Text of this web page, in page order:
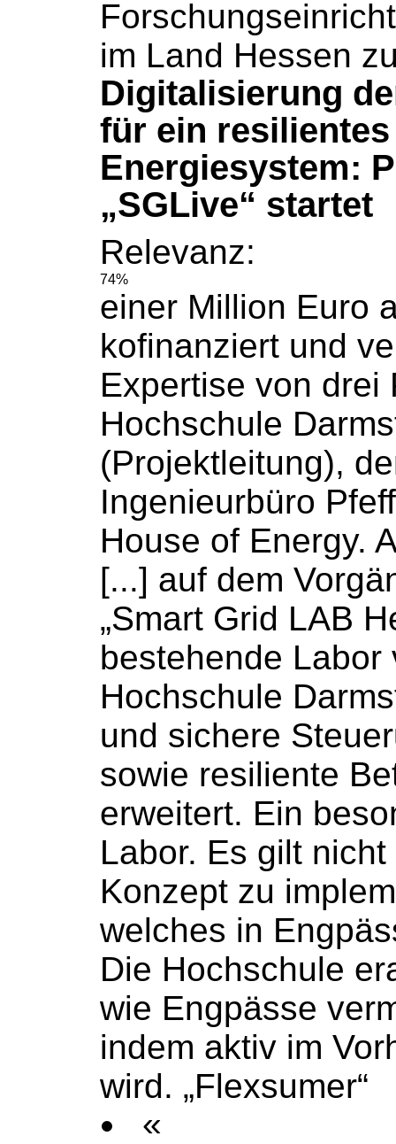
im Land Hessen
Digitalisierung
für ein resilientes
Energiesystem:
„SGLive“ startet
Relevanz:
74%
einer Million Euro
kofinanziert und
Expertise von drei
Hochschule
(Projektleitung),
Ingenieurbüro
House of Energy.
[...] auf dem
„Smart Grid LAB
bestehende Labor
Hochschule
und sichere
sowie resiliente
erweitert. Ein
Labor. Es gilt
Konzept zu
welches in
Die Hochschule
wie Engpässe
indem aktiv im
wird. „Flexsumer“
«